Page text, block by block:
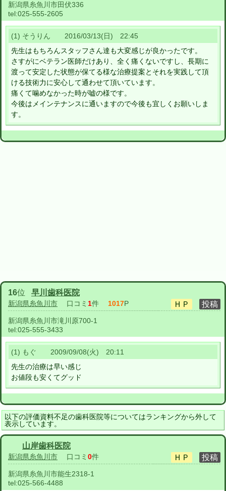
新潟県糸魚川市田伏336
tel:025-555-2605
(1) そうりん 2016/03/13(日) 22:45
先生はもちろんスタッフさん達も大変感じが良かったです。
さすがにベテラン医師だけあり、全く痛くないですし、長期に
渡って安定した状態が保てる様な治療提案とそれを実践して頂
ける技術力に安心して通わせて頂いています。
痛くて噛めなかった時が嘘の様です。
今後はメインテナンスに通いますので今後も宜しくお願いしま
す。
16位 早川歯科医院
新潟県糸魚川市 口コミ 1件 1017P
新潟県糸魚川市滝川原700-1
tel:025-555-3433
(1) もぐ 2009/09/08(火) 20:11
先生の治療は早い感じ
お値段も安くてグッド
以下の評価資料不足の歯科医院等についてはランキングから外して
表示しています。
山岸歯科医院
新潟県糸魚川市 口コミ 0件
新潟県糸魚川市能生2318-1
tel:025-566-4488